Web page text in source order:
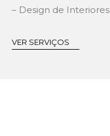
– Design de Interiores
VER SERVIÇOS